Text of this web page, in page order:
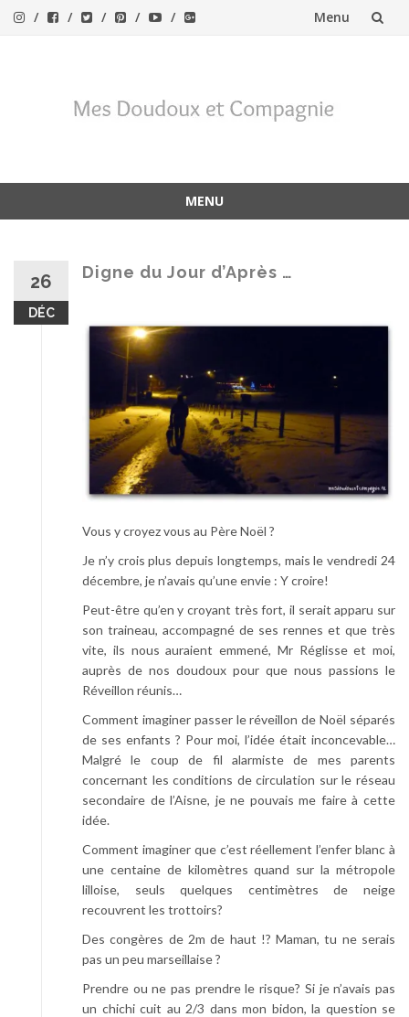
Menu
MENU
26
DÉC
Digne du Jour d’Après …
Vous y croyez vous au Père Noël ?
Je n’y crois plus depuis longtemps, mais le vendredi 24
décembre, je n’avais qu’une envie : Y croire!
Peut-être qu’en y croyant très fort, il serait apparu sur
son traineau, accompagné de ses rennes et que très
vite, ils nous auraient emmené, Mr Réglisse et moi,
auprès de nos doudoux pour que nous passions le
Réveillon réunis…
Comment imaginer passer le réveillon de Noël séparés
de ses enfants ? Pour moi, l’idée était inconcevable…
Malgré le coup de fil alarmiste de mes parents
concernant les conditions de circulation sur le réseau
secondaire de l’Aisne, je ne pouvais me faire à cette
idée.
Comment imaginer que c’est réellement l’enfer blanc à
une centaine de kilomètres quand sur la métropole
lilloise, seuls quelques centimètres de neige
recouvrent les trottoirs?
Des congères de 2m de haut !? Maman, tu ne serais
pas un peu marseillaise ?
Prendre ou ne pas prendre le risque? Si je n’avais pas
un chichi cuit au 2/3 dans mon bidon, la question se